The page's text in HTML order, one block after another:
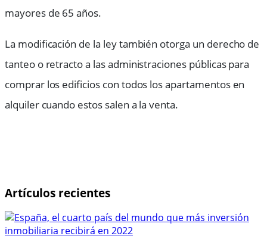
mayores de 65 años.
La modificación de la ley también otorga un derecho de
tanteo o retracto a las administraciones públicas para
comprar los edificios con todos los apartamentos en
alquiler cuando estos salen a la venta.
Artículos recientes